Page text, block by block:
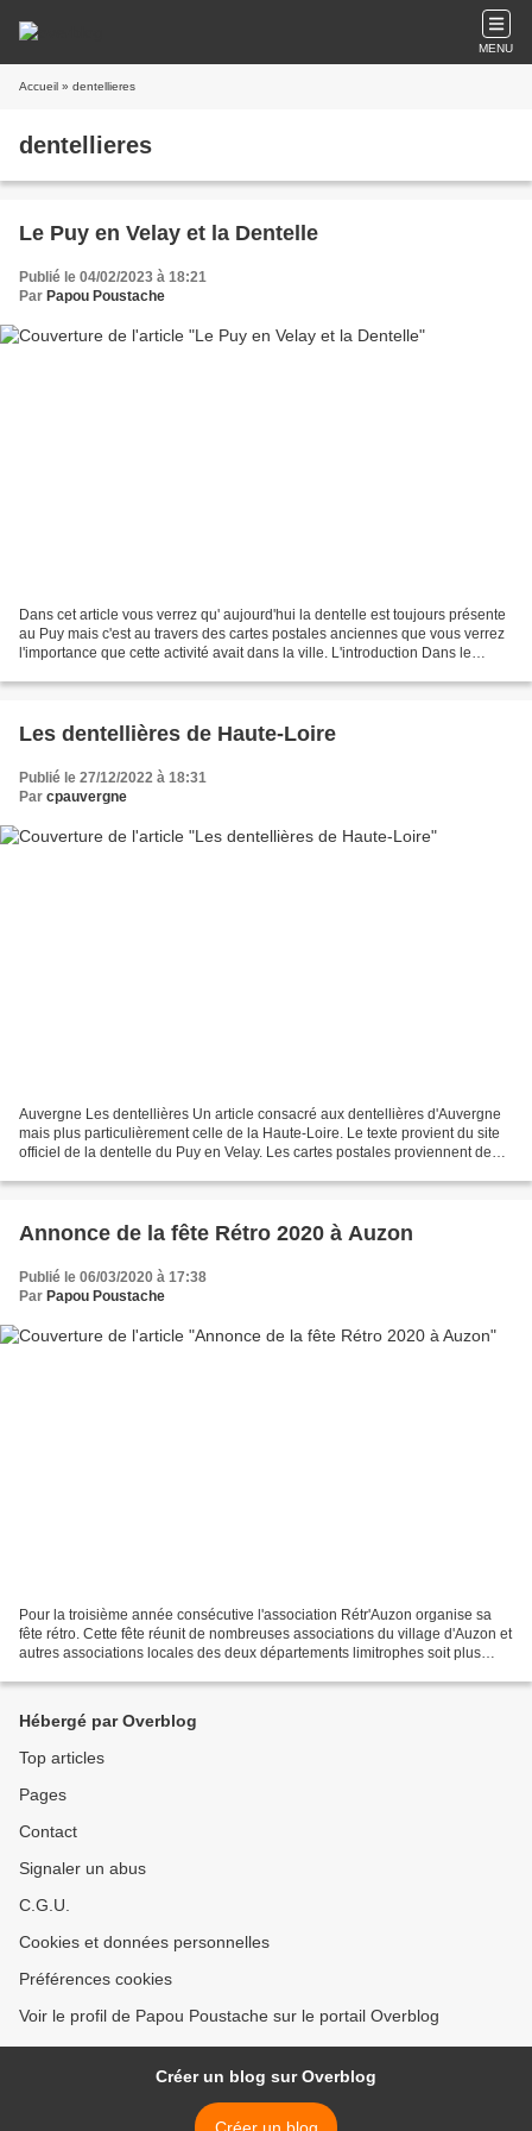
MENU
Accueil » dentellieres
dentellieres
Le Puy en Velay et la Dentelle
Publié le 04/02/2023 à 18:21
Par Papou Poustache
Dans cet article vous verrez qu' aujourd'hui la dentelle est toujours présente
au Puy mais c'est au travers des cartes postales anciennes que vous verrez
l'importance que cette activité avait dans la ville. L'introduction Dans le
Les dentellières de Haute-Loire
Publié le 27/12/2022 à 18:31
Par cpauvergne
Auvergne Les dentellières Un article consacré aux dentellières d'Auvergne
mais plus particulièrement celle de la Haute-Loire. Le texte provient du site
officiel de la dentelle du Puy en Velay. Les cartes postales proviennent de
Annonce de la fête Rétro 2020 à Auzon
Publié le 06/03/2020 à 17:38
Par Papou Poustache
Pour la troisième année consécutive l'association Rétr'Auzon organise sa
fête rétro. Cette fête réunit de nombreuses associations du village d'Auzon et
autres associations locales des deux départements limitrophes soit plus
Hébergé par Overblog
Top articles
Pages
Contact
Signaler un abus
C.G.U.
Cookies et données personnelles
Préférences cookies
Voir le profil de Papou Poustache sur le portail Overblog
Créer un blog sur Overblog